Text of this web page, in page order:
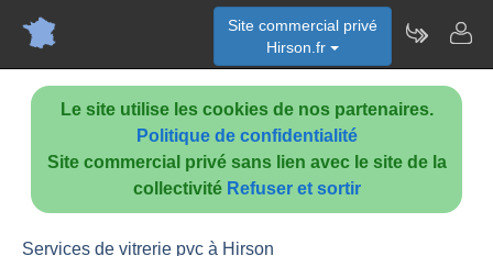
Le site utilise les cookies de nos partenaires.
Politique de confidentialité
Site commercial privé sans lien avec le site de la
collectivité Refuser et sortir
Site commercial privé
Hirson.fr
Services de vitrerie pvc à Hirson